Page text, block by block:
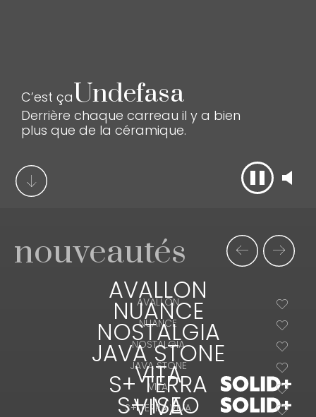
C’est çaUndefasa
Derrière chaque carreau il y a bien
plus que de la céramique.
nouveautés
AVALLON
AVALLON
NUANCE
NUANCE
NOSTALGIA
NOSTALGIA
JAVA STONE
JAVA STONE
VITA
VITA
S+ TERRA
VIVA
S+ TERRA VIVA
S+ ISEO